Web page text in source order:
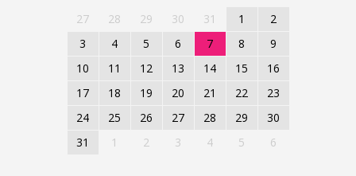
27 28 29 30 31 1
2
3
4 5 6 7 8
9
10
11 12 13 14 15
16
17
18 19 20 21 22
23
24
25 26 27 28 29
30
31
1 2 3 4 5 6